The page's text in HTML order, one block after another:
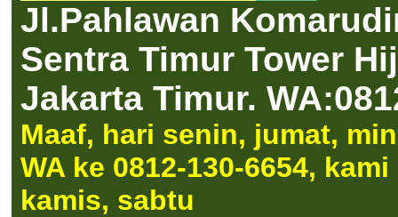
Jl.Pahlawan
Sentra Timur Tower
Jakarta Timur.
Maaf, hari senin, jumat,
WA ke 0812-130-6654,
kamis, sabtu